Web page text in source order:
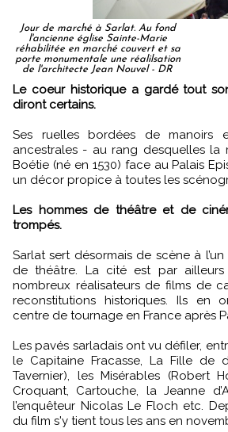
Jour de marché à Sarlat. Au fond
l'ancienne église Sainte-Marie
réhabilitée en marché couvert et sa
porte monumentale une réalilsation
de l'architecte Jean Nouvel - DR
Le coeur historique a gardé tout son cachet, son "âme"
diront certains.
Ses ruelles bordées de manoirs
ancestrales - au rang desquelles la
Boétie (né en 1530) face au Palais
un décor propice à toutes les
Les hommes de théâtre et de
trompés.
Sarlat sert désormais de scène à
de théâtre. La cité est par
nombreux réalisateurs de films de
reconstitutions historiques. Ils en
centre de tournage en France après
Les pavés sarladais ont vu défiler,
le Capitaine Fracasse, La Fille de
Tavernier), les Misérables (Robert
Croquant, Cartouche, la Jeanne
l’enquêteur Nicolas Le Floch etc.
du film s'y tient tous les ans en